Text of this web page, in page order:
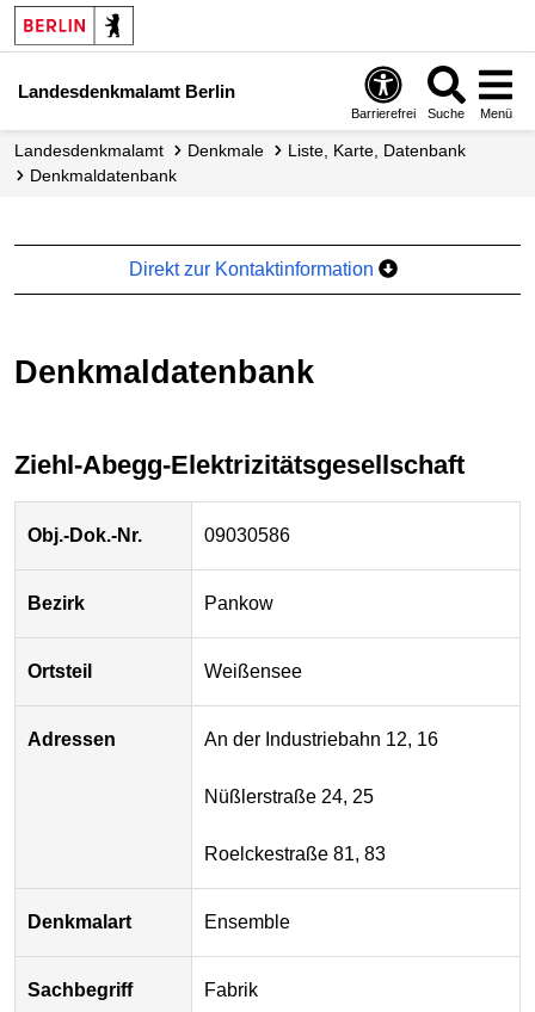
Landesdenkmalamt Berlin
Barrierefrei Suche Menü
Landesdenkmalamt Denkmale
Liste, Karte, Datenbank
Denkmal­datenbank
Direkt zur Kontaktinformation
Denkmaldatenbank
Ziehl-Abegg-Elektrizitätsgesellschaft
Obj.-Dok.-Nr. 09030586
Bezirk Pankow
Ortsteil Weißensee
Adressen An der Industriebahn 12, 16
Nüßlerstraße 24, 25
Roelckestraße 81, 83
Denkmalart Ensemble
Sachbegriff Fabrik